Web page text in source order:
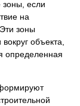
зоны, если
на
зоны
объекта,
определенная